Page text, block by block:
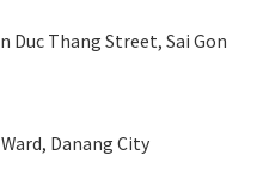
Duc Thang Street, Sai Gon
Danang City